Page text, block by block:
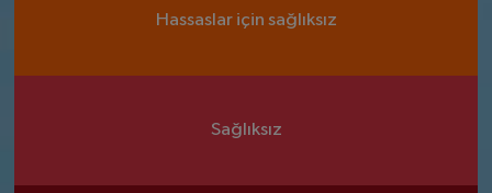
Hassaslar için sağlıksız
Sağlıksız